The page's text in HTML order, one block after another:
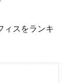
ィスをランキ